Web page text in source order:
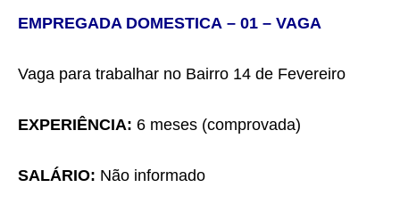
EMPREGADA DOMESTICA – 01 – VAGA
Vaga para trabalhar no Bairro 14 de Fevereiro
EXPERIÊNCIA: 6 meses (comprovada)
SALÁRIO: Não informado